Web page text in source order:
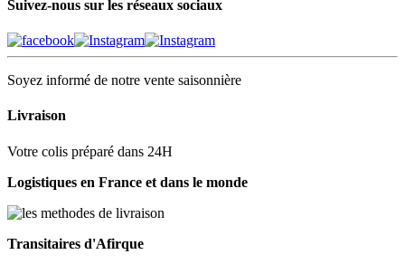
Suivez-nous sur les réseaux sociaux
Soyez informé de notre vente saisonnière
Livraison
Votre colis préparé dans 24H
Logistiques en France et dans le monde
Transitaires d'Afirque